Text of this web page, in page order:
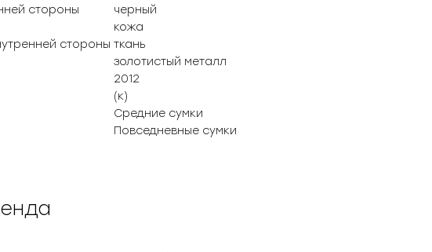
стороны
черный
кожа
стороны ткань
золотистый металл
2012
(к)
Средние сумки
Повседневные сумки